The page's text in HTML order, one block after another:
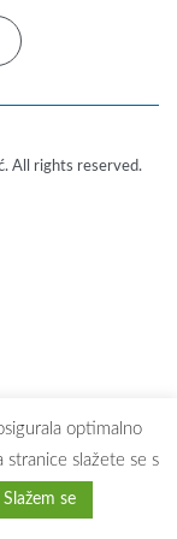
. All rights reserved.
optimalno
stranice slažete se s
Slažem se